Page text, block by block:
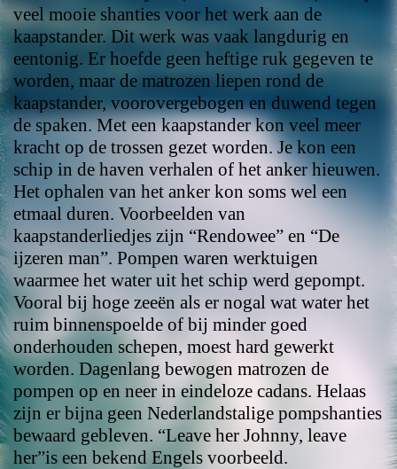
veel mooie shanties voor het werk aan de
kaapstander. Dit werk was vaak langdurig en
eentonig. Er hoefde geen heftige ruk gegeven te
worden, maar de matrozen liepen rond de
kaapstander, voorovergebogen en duwend tegen
de spaken. Met een kaapstander kon veel meer
kracht op de trossen gezet worden. Je kon een
schip in de haven verhalen of het anker hieuwen.
Het ophalen van het anker kon soms wel een
etmaal duren. Voorbeelden van
kaapstanderliedjes zijn “Rendowee” en “De
ijzeren man”. Pompen waren werktuigen
waarmee het water uit het schip werd gepompt.
Vooral bij hoge zeeën als er nogal wat water het
ruim binnenspoelde of bij minder goed
onderhouden schepen, moest hard gewerkt
worden. Dagenlang bewogen matrozen de
pompen op en neer in eindeloze cadans. Helaas
zijn er bijna geen Nederlandstalige pompshanties
bewaard gebleven. “Leave her Johnny, leave
her”is een bekend Engels voorbeeld.